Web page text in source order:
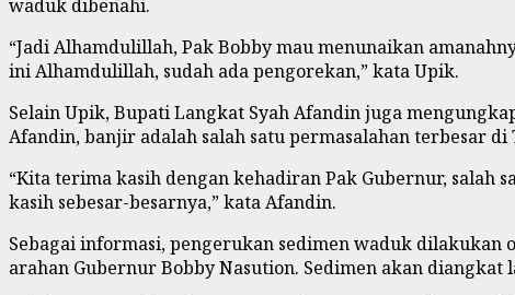
waduk dibenahi.
“Jadi Alhamdulillah, Pak Bobby mau menunaikan
ini Alhamdulillah, sudah ada pengorekan,” kata Upik.
Selain Upik, Bupati Langkat Syah Afandin juga
Afandin, banjir adalah salah satu permasalahan terbesar di
“Kita terima kasih dengan kehadiran Pak Gubernur, salah
kasih sebesar-besarnya,” kata Afandin.
Sebagai informasi, pengerukan sedimen waduk dilakukan
arahan Gubernur Bobby Nasution. Sedimen akan